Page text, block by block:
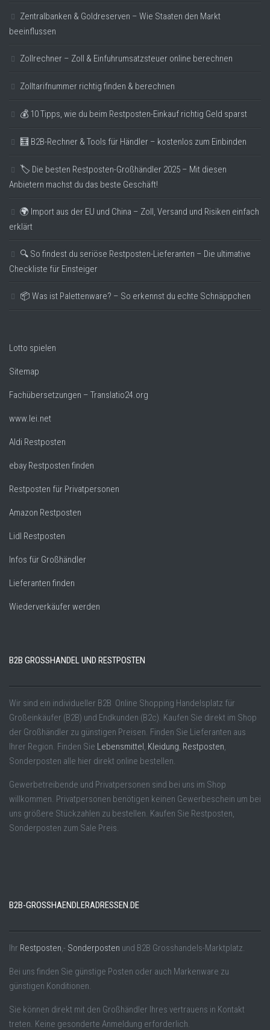
Zentralbanken & Goldreserven – Wie Staaten den Markt
beeinflussen
Zollrechner – Zoll & Einfuhrumsatzsteuer online berechnen
Zolltarifnummer richtig finden & berechnen
💰 10 Tipps, wie du beim Restposten-Einkauf richtig Geld sparst
🧮 B2B-Rechner & Tools für Händler – kostenlos zum Einbinden
🏷️ Die besten Restposten-Großhändler 2025 – Mit diesen
Anbietern machst du das beste Geschäft!
🌍 Import aus der EU und China – Zoll, Versand und Risiken einfach
erklärt
🔍 So findest du seriöse Restposten-Lieferanten – Die ultimative
Checkliste für Einsteiger
📦 Was ist Palettenware? – So erkennst du echte Schnäppchen
Lotto spielen
Sitemap
Fachübersetzungen – Translatio24.org
www.lei.net
Aldi Restposten
ebay Restposten finden
Restposten für Privatpersonen
Amazon Restposten
Lidl Restposten
Infos für Großhändler
Lieferanten finden
Wiederverkäufer werden
B2B GROSSHANDEL UND RESTPOSTEN
Wir sind ein individueller B2B Online Shopping Handelsplatz für
Großeinkäufer (B2B) und Endkunden (B2c). Kaufen Sie direkt im Shop
der Großhändler zu günstigen Preisen. Finden Sie Lieferanten aus
Ihrer Region. Finden Sie Lebensmittel, Kleidung, Restposten,
Sonderposten alle hier direkt online bestellen.
Gewerbetreibende und Privatpersonen sind bei uns im Shop
willkommen. Privatpersonen benötigen keinen Gewerbeschein um bei
uns größere Stückzahlen zu bestellen. Kaufen Sie Restposten,
Sonderposten zum Sale Preis.
B2B-GROSSHAENDLERADRESSEN.DE
Ihr Restposten,- Sonderposten und B2B Grosshandels-Marktplatz.
Bei uns finden Sie günstige Posten oder auch Markenware zu
günstigen Konditionen.
Sie können direkt mit den Großhändler Ihres vertrauens in Kontakt
treten. Keine gesonderte Anmeldung erforderlich.